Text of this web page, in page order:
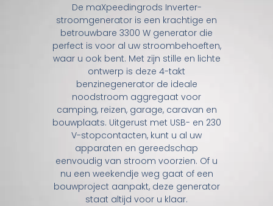
De maXpeedingrods Inverter-
stroomgenerator is een krachtige en
betrouwbare 3300 W generator die
perfect is voor al uw stroombehoeften,
waar u ook bent. Met zijn stille en lichte
ontwerp is deze 4-takt
benzinegenerator de ideale
noodstroom aggregaat voor
camping, reizen, garage, caravan en
bouwplaats. Uitgerust met USB- en 230
V-stopcontacten, kunt u al uw
apparaten en gereedschap
eenvoudig van stroom voorzien. Of u
nu een weekendje weg gaat of een
bouwproject aanpakt, deze generator
staat altijd voor u klaar.